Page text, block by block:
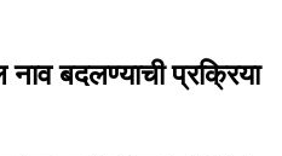
नाव बदलण्याची प्रक्रिया